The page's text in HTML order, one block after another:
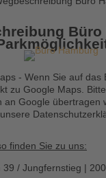
Büro
- Wenn Sie auf das
zu Google Maps.
an Google übertragen
finden Sie zu uns:
39 / Jungfernstieg |